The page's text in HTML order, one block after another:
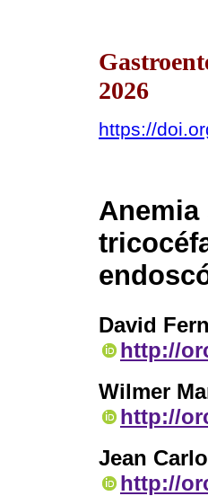
2026
https://
David
http://
Wilmer
http://
Jean
http://